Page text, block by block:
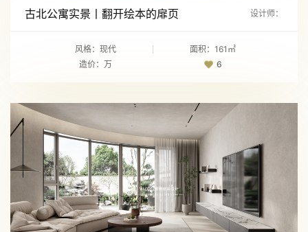
古北公寓实景丨翻开绘本的扉页 设计师：
风格：现代
面积：161㎡
造价：万
6